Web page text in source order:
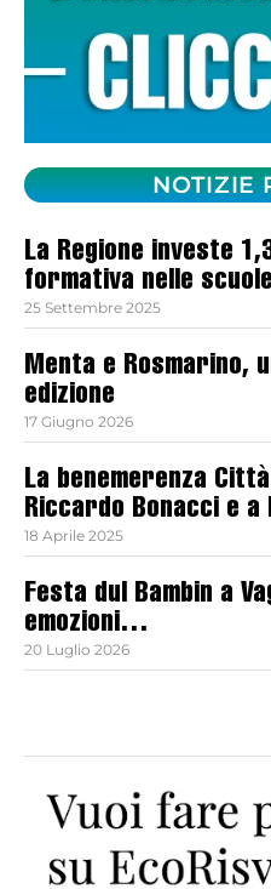
NOTIZIE
La Regione investe
formativa nelle scuole
25 Settembre 2025
Menta e Rosmarino,
edizione
17 Giugno 2026
La benemerenza
Riccardo Bonacci e a
18 Aprile 2025
Festa dul Bambin a
emozioni…
20 Luglio 2026